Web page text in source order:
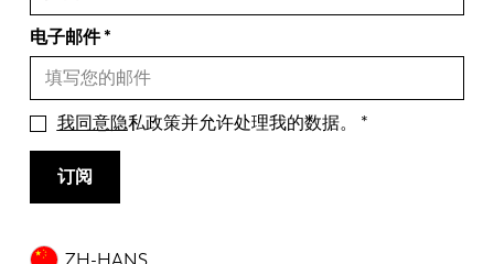
电子邮件
我同意隐私政策并允许处理我的数据。
订阅